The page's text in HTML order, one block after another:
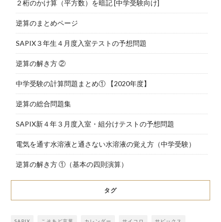
２桁のかけ算（平方数）を暗記 [中学受験向け]
逆算のまとめページ
SAPIX３年生４月度入室テストの予想問題
逆算の解き方 ②
中学受験の計算問題まとめ① 【2020年度】
逆算の総合問題集
SAPIX新４年３月度入室・組分けテストの予想問題
電気を通す水溶液と通さない水溶液の覚え方（中学受験）
逆算の解き方 ①（基本の四則演算）
タグ